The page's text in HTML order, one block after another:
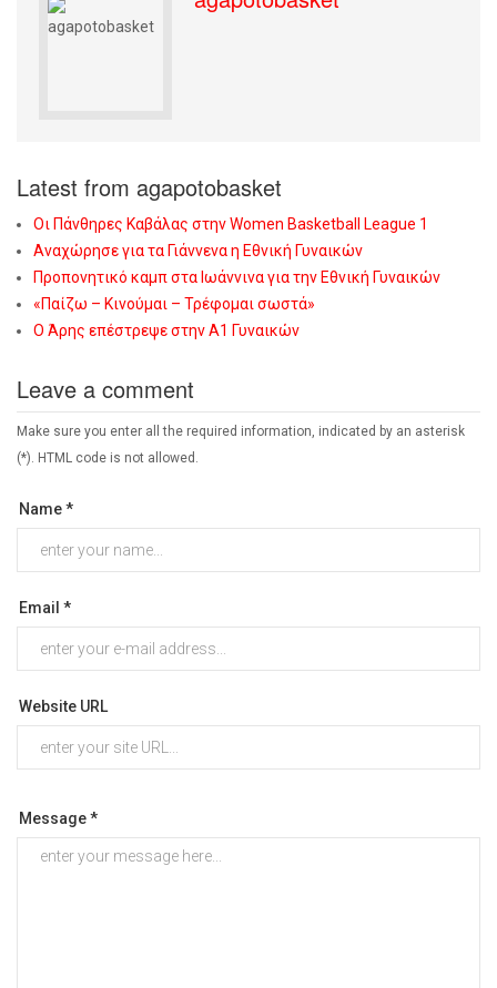
Latest from agapotobasket
Οι Πάνθηρες Καβάλας στην Women Basketball League 1
Αναχώρησε για τα Γιάννενα η Εθνική Γυναικών
Προπονητικό καμπ στα Ιωάννινα για την Εθνική Γυναικών
«Παίζω – Κινούμαι – Τρέφομαι σωστά»
Ο Άρης επέστρεψε στην Α1 Γυναικών
Leave a comment
Make sure you enter all the required information, indicated by an asterisk
(*). HTML code is not allowed.
Name *
Email *
Website URL
Message *